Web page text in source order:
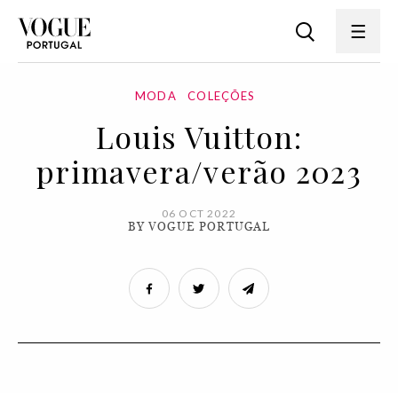
MODA COLEÇÕES
Louis Vuitton:
primavera/verão 2023
06 OCT 2022
BY VOGUE PORTUGAL